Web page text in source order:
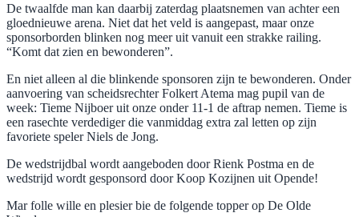
De twaalfde man kan daarbij zaterdag plaatsnemen van achter een
gloednieuwe arena. Niet dat het veld is aangepast, maar onze
sponsorborden blinken nog meer uit vanuit een strakke railing.
“Komt dat zien en bewonderen”.
En niet alleen al die blinkende sponsoren zijn te bewonderen. Onder
aanvoering van scheidsrechter Folkert Atema mag pupil van de
week: Tieme Nijboer uit onze onder 11-1 de aftrap nemen. Tieme is
een rasechte verdediger die vanmiddag extra zal letten op zijn
favoriete speler Niels de Jong.
De wedstrijdbal wordt aangeboden door Rienk Postma en de
wedstrijd wordt gesponsord door Koop Kozijnen uit Opende!
Mar folle wille en plesier bie de folgende topper op De Olde